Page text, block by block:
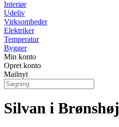
Interiør
Udeliv
Virksomheder
Elektriker
Temperatur
Bygger
Min konto
Opret konto
Mailnyt
Silvan i Brønshøj